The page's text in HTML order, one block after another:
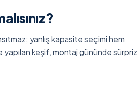
yanlış kapasite seçimi hem
keşif, montaj gününde sürpriz